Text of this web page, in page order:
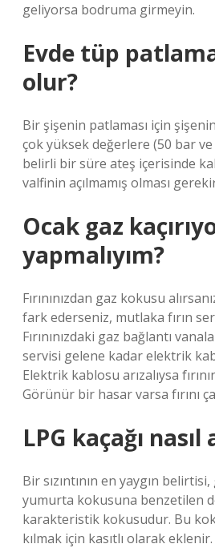
geliyorsa bodruma girmeyin.
Evde tüp
olur?
Bir şişenin patlaması için
çok yüksek değerlere (50 bar ve
belirli bir süre ateş içerisinde
valfinin açılmamış olması
Ocak gaz
yapmalıyım?
Fırınınızdan gaz kokusu
fark ederseniz, mutlaka fırın
Fırınınızdaki gaz bağlantı
servisi gelene kadar elektrik
Elektrik kablosu arızalıysa
Görünür bir hasar varsa fırını
LPG kaçağı nasıl
Bir sızıntının en yaygın
yumurta kokusuna benzetilen
karakteristik kokusudur. Bu
kılmak için kasıtlı olarak